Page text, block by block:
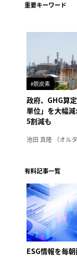
重要キーワード
#脱炭素
政府、GHG算
単位」を大幅
5割減も
有料記事一覧
ESG情報を毎